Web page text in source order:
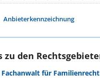
Anbieterkennzeichnung
zu den
Fachanwalt für Familienrecht